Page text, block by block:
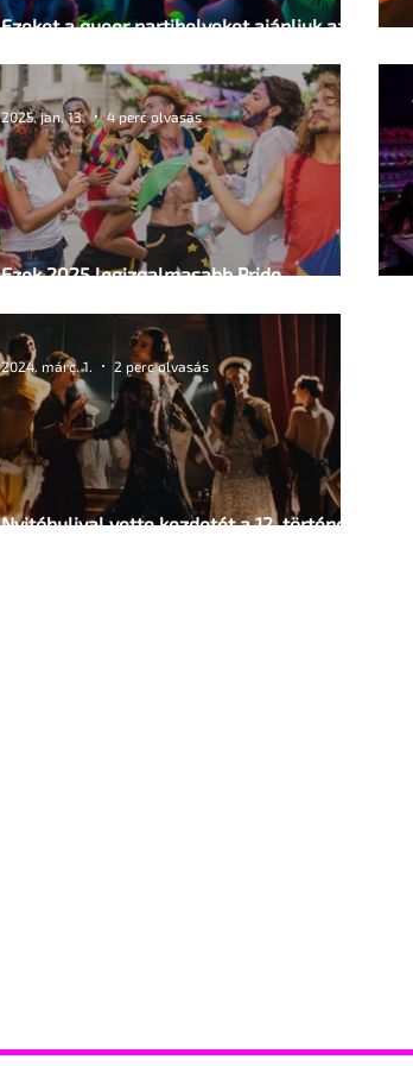
Ezeket a queer partihelyeket ajánljuk az év
Ezek 2025 legizgalmasabb Pride
2025. jan. 13. 4 perc olvasás
Nyitóbulival vette kezdetét a 12. történeti
2024. márc. 1. 2 perc olvasás